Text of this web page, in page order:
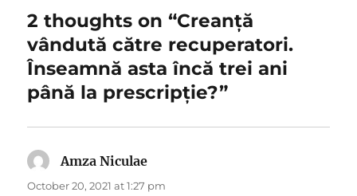
2 thoughts on “Creanță
vândută către recuperatori.
Înseamnă asta încă trei ani
până la prescripție?”
Amza Niculae
October 20, 2021 at 1:27 pm